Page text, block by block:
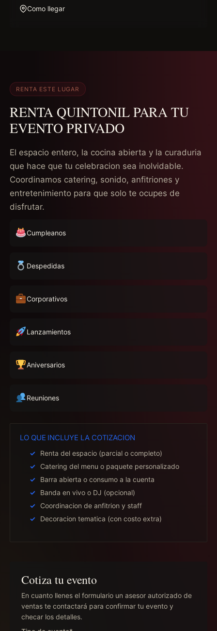
Como llegar
RENTA ESTE LUGAR
RENTA QUINTONIL PARA TU
EVENTO PRIVADO
El espacio entero, la cocina abierta y la curaduria
que hace que tu celebracion sea inolvidable.
Coordinamos catering, sonido, anfitriones y
entretenimiento para que solo te ocupes de
disfrutar.
Cumpleanos
Despedidas
Corporativos
Lanzamientos
Aniversarios
Reuniones
LO QUE INCLUYE LA COTIZACION
Renta del espacio (parcial o completo)
Catering del menu o paquete personalizado
Barra abierta o consumo a la cuenta
Banda en vivo o DJ (opcional)
Coordinacion de anfitrion y staff
Decoracion tematica (con costo extra)
Cotiza tu evento
En cuanto llenes el formulario un asesor autorizado de
ventas te contactará para confirmar tu evento y
checar los detalles.